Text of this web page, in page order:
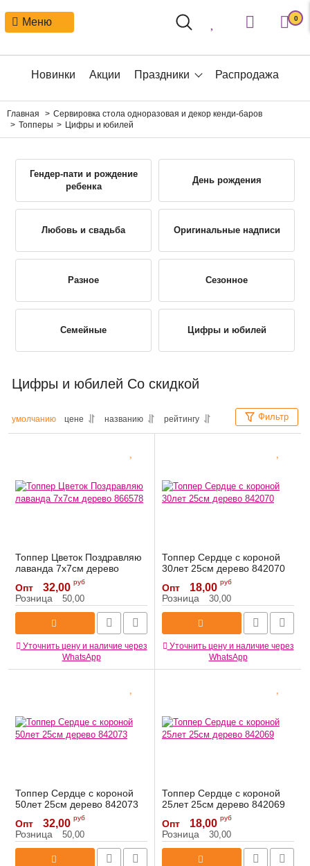
Меню 0
Новинки Акции Праздники Распродажа
Главная
Сервировка стола одноразовая и декор кенди-баров
Топперы
Цифры и юбилей
Гендер-пати и рождение
ребенка
День рождения
Любовь и свадьба Оригинальные надписи
Разное Сезонное
Семейные Цифры и юбилей
Цифры и юбилей Со скидкой
умолчанию цене названию рейтингу Фильтр
Топпер Цветок Поздравляю
лаванда 7х7см дерево
Артикул: 866578
Опт 32,00 руб
Розница 50,00
Уточнить цену и наличие через
WhatsApp
Топпер Сердце с короной
30лет 25см дерево 842070
Артикул: 842070
Опт 18,00 руб
Розница 30,00
Уточнить цену и наличие через
WhatsApp
Топпер Сердце с короной
50лет 25см дерево 842073
Артикул: 842073
Опт 32,00 руб
Розница 50,00
Топпер Сердце с короной
25лет 25см дерево 842069
Артикул: 842069
Опт 18,00 руб
Розница 30,00